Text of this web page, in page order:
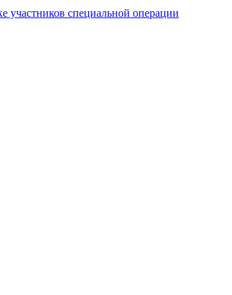
участников специальной операции